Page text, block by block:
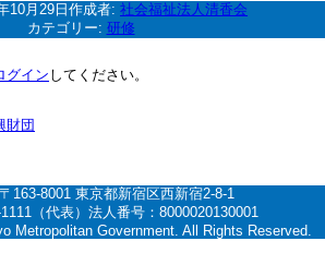
10月29日 作成者: 社会福祉法人清香会
カテゴリー: 研修
グイン してください。
財団
163-8001 東京都新宿区西新宿2-8-1
（代表）法人番号：8000020130001
Metropolitan Government. All Rights Reserved.